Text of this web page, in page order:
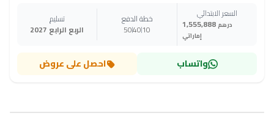
السعر الابتدائي
1,555,888 درهم
إماراتي
خطة الدفع
10
40
50
تسليم
الربع الرابع 2027
واتساب احصل على عروض